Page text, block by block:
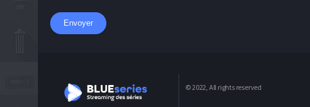
Envoyer
© 2022, All rights reserved